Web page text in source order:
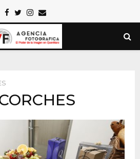
Facebook
TwitterInstagram
Email